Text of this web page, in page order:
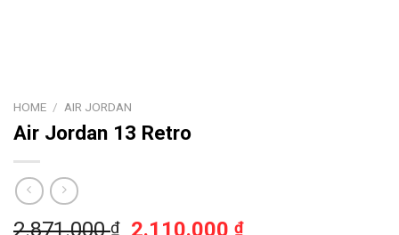
HOME / AIR JORDAN
Air Jordan 13 Retro
2.871.000₫ 2.110.000₫